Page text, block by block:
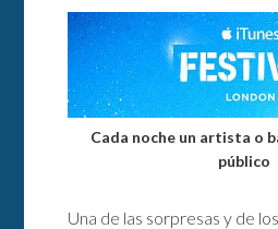
Cada noche un artista o
público
Una de las sorpresas y de